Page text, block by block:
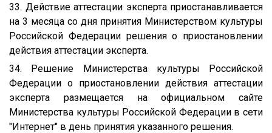
33. Действие аттестации эксперта приостанавливается
на 3 месяца со дня принятия Министерством культуры
Российской Федерации решения о приостановлении
действия аттестации эксперта.
34. Решение Министерства культуры Российской
Федерации о приостановлении действия аттестации
эксперта размещается на официальном сайте
Министерства культуры Российской Федерации в сети
"Интернет" в день принятия указанного решения.